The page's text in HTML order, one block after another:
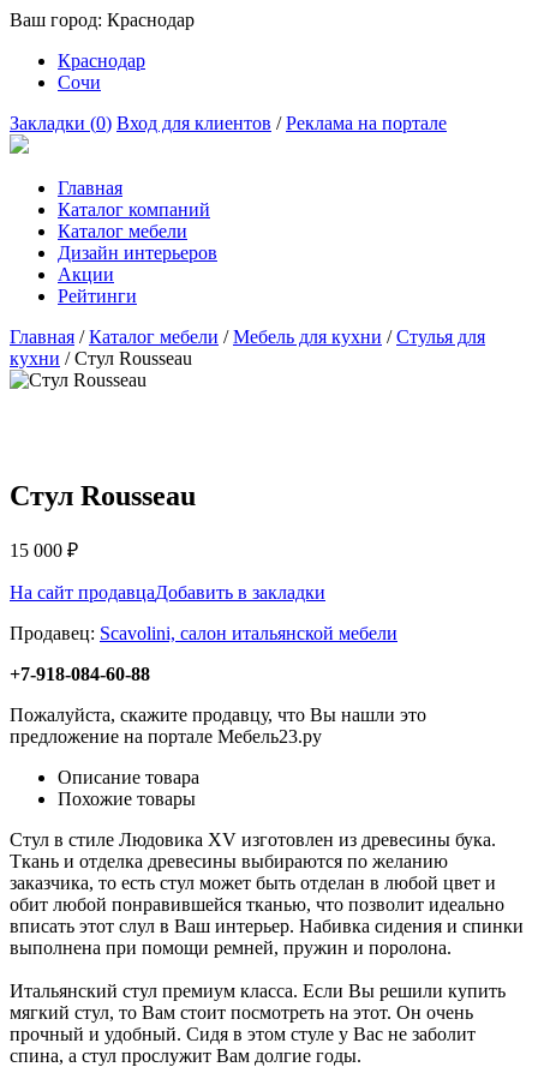
Ваш город: Краснодар
Краснодар
Сочи
Закладки (0) Вход для клиентов /Реклама на портале
Главная
Каталог компаний
Каталог мебели
Дизайн интерьеров
Акции
Рейтинги
Главная /Каталог мебели /Мебель для кухни /Стулья для
кухни /Стул Rousseau
Стул Rousseau
15 000 ₽
На сайт продавцаДобавить в закладки
Продавец: Scavolini, салон итальянской мебели
+7-918-084-60-88
Пожалуйста, скажите продавцу, что Вы нашли это
предложение на портале Мебель23.ру
Описание товара
Похожие товары
Стул в стиле Людовика XV изготовлен из древесины бука.
Ткань и отделка древесины выбираются по желанию
заказчика, то есть стул может быть отделан в любой цвет и
обит любой понравившейся тканью, что позволит идеально
вписать этот слул в Ваш интерьер. Набивка сидения и спинки
выполнена при помощи ремней, пружин и поролона.
Итальянский стул премиум класса. Если Вы решили купить
мягкий стул, то Вам стоит посмотреть на этот. Он очень
прочный и удобный. Сидя в этом стуле у Вас не заболит
спина, а стул прослужит Вам долгие годы.